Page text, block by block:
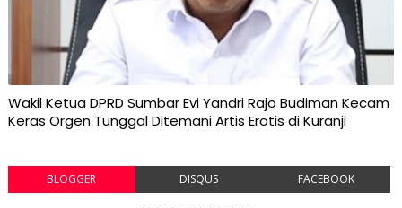
Wakil Ketua DPRD Sumbar Evi Yandri Rajo Budiman Kecam
Keras Orgen Tunggal Ditemani Artis Erotis di Kuranji
BLOGGER DISQUS FACEBOOK